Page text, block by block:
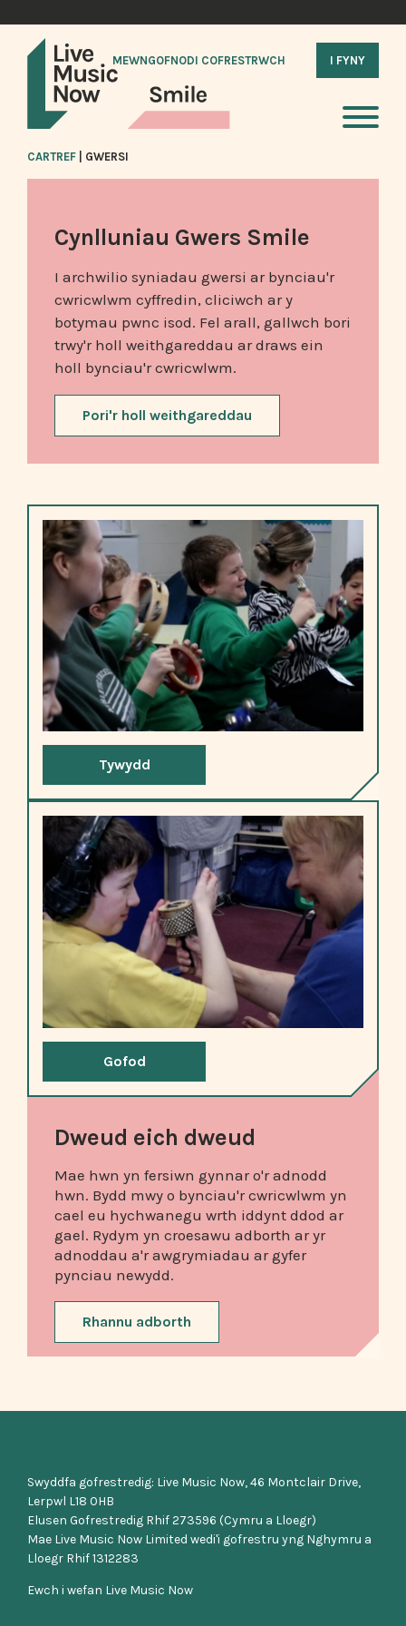
MEWNGOFNODI COFRESTRWCH I FYNY
CARTREF GWERSI
Cynlluniau Gwers Smile
I archwilio syniadau gwersi ar bynciau'r
cwricwlwm cyffredin, cliciwch ar y
botymau pwnc isod. Fel arall, gallwch bori
trwy'r holl weithgareddau ar draws ein
holl bynciau'r cwricwlwm.
Pori'r holl weithgareddau
Tywydd
Gofod
Dweud eich dweud
Mae hwn yn fersiwn gynnar o'r adnodd
hwn. Bydd mwy o bynciau'r cwricwlwm yn
cael eu hychwanegu wrth iddynt ddod ar
gael. Rydym yn croesawu adborth ar yr
adnoddau a'r awgrymiadau ar gyfer
pynciau newydd.
Rhannu adborth
Swyddfa gofrestredig: Live Music Now, 46 Montclair Drive,
Lerpwl L18 0HB
Elusen Gofrestredig Rhif 273596 (Cymru a Lloegr)
Mae Live Music Now Limited wedi'i gofrestru yng Nghymru a
Lloegr Rhif 1312283
Ewch i wefan Live Music Now